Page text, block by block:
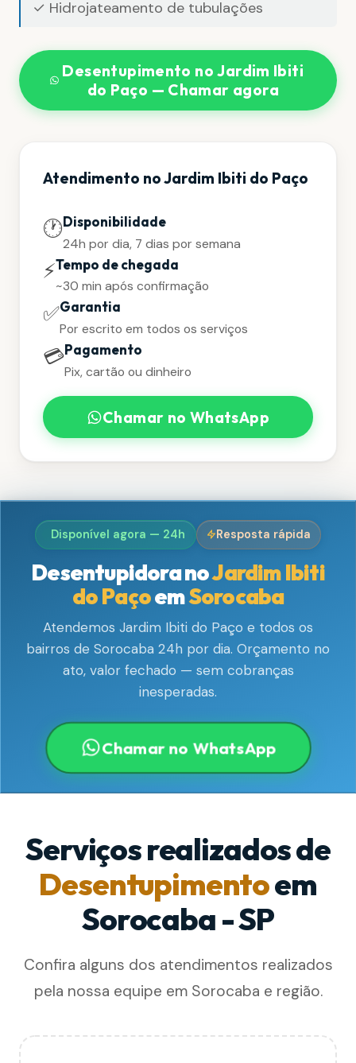
✓ Hidrojateamento de tubulações
Desentupimento no Jardim Ibiti
do Paço — Chamar agora
Atendimento no Jardim Ibiti do Paço
🕐Disponibilidade
24h por dia, 7 dias por semana
⚡Tempo de chegada
~30 min após confirmação
✅Garantia
Por escrito em todos os serviços
💳Pagamento
Pix, cartão ou dinheiro
Chamar no WhatsApp
Disponível agora — 24h Resposta rápida
Desentupidora noJardim Ibiti
do PaçoemSorocaba
Atendemos Jardim Ibiti do Paço e todos os
bairros de Sorocaba 24h por dia. Orçamento no
ato, valor fechado — sem cobranças
inesperadas.
Chamar no WhatsApp
Serviços realizados de
Desentupimentoem
Sorocaba - SP
Confira alguns dos atendimentos realizados
pela nossa equipe em Sorocaba e região.